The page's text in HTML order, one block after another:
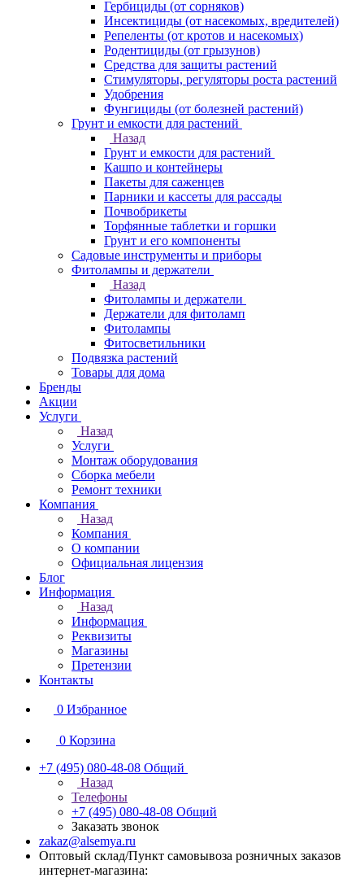
Гербициды (от сорняков)
Инсектициды (от насекомых, вредителей)
Репеленты (от кротов и насекомых)
Родентициды (от грызунов)
Средства для защиты растений
Стимуляторы, регуляторы роста растений
Удобрения
Фунгициды (от болезней растений)
Грунт и емкости для растений
Назад
Грунт и емкости для растений
Кашпо и контейнеры
Пакеты для саженцев
Парники и кассеты для рассады
Почвобрикеты
Торфянные таблетки и горшки
Грунт и его компоненты
Садовые инструменты и приборы
Фитолампы и держатели
Назад
Фитолампы и держатели
Держатели для фитоламп
Фитолампы
Фитосветильники
Подвязка растений
Товары для дома
Бренды
Акции
Услуги
Назад
Услуги
Монтаж оборудования
Сборка мебели
Ремонт техники
Компания
Назад
Компания
О компании
Официальная лицензия
Блог
Информация
Назад
Информация
Реквизиты
Магазины
Претензии
Контакты
0 Избранное
0 Корзина
+7 (495) 080-48-08 Общий
Назад
Телефоны
+7 (495) 080-48-08 Общий
Заказать звонок
zakaz@alsemya.ru
Оптовый склад/Пункт самовывоза розничных заказов
интернет-магазина: